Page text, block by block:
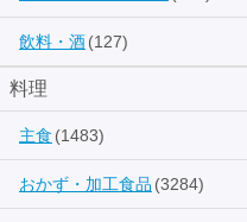
飲料・酒(127)
料理
主食 (1483)
おかず・加工食品 (3284)